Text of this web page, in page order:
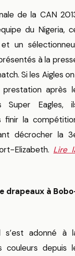
de la CAN
du Nigeria,
un
à la
Si les Aigles
après
Eagles,
finir la
décrocher la
Elizabeth. Lire
drapeaux à
s’est adonné à
couleurs depuis